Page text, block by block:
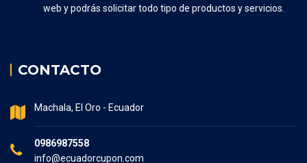
web y podrás solicitar todo tipo de productos y servicios.
CONTACTO
Machala, El Oro - Ecuador
0986987558
info@ecuadorcupon.com